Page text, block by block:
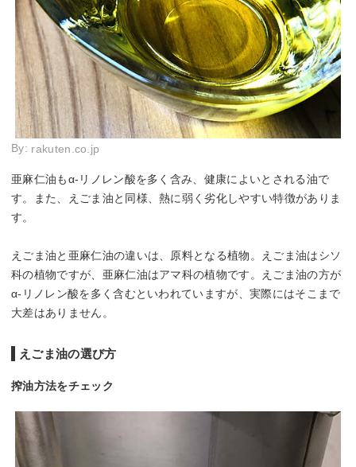
By: rakuten.co.jp
亜麻仁油もα-リノレン酸を多く含み、健康によいとされる油で
す。また、えごま油と同様、熱に弱く劣化しやすい特徴がありま
す。
えごま油と亜麻仁油の違いは、原料となる植物。えごま油はシソ
科の植物ですが、亜麻仁油はアマ科の植物です。えごま油の方が
α-リノレン酸を多く含むといわれていますが、実際にはそこまで
大差はありません。
えごま油の選び方
搾油方法をチェック